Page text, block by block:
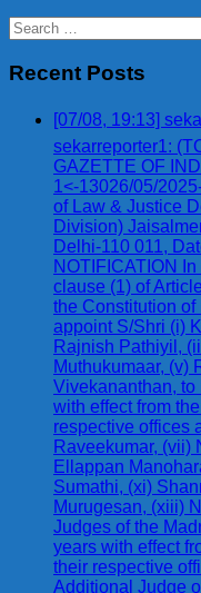
Search
for:
Recent Posts
[07/08, 19:13]
sekarreporter1:
GAZETTE OF
1<-13026/05/
of Law & Justice
Division)
Delhi-110 011,
NOTIFICATION
clause (1) of
the Constitution
appoint S/Shri (i)
Rajnish Pathiyil,
Muthukumaar, (v)
Vivekananthan, to
with effect from
respective offices
Raveekumar, (vii)
Ellappan
Sumathi, (xi)
Murugesan, (xiii)
Judges of the
years with effect
their respective
Additional Judge